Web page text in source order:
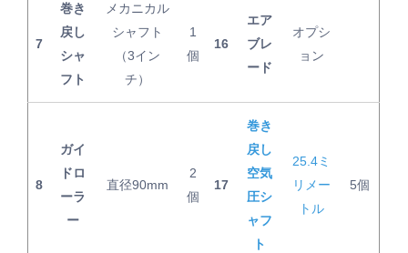
7
巻き
戻し
シャ
フト
メカニカル
シャフト
（3イン
チ）
1
個
16
エア
ブレ
ード
オプシ
ョン
8
ガイ
ドロ
ーラ
ー
直径90mm
2
個
17
巻き
戻し
空気
圧シ
ャフ
ト
25.4ミ
リメー
トル
5個